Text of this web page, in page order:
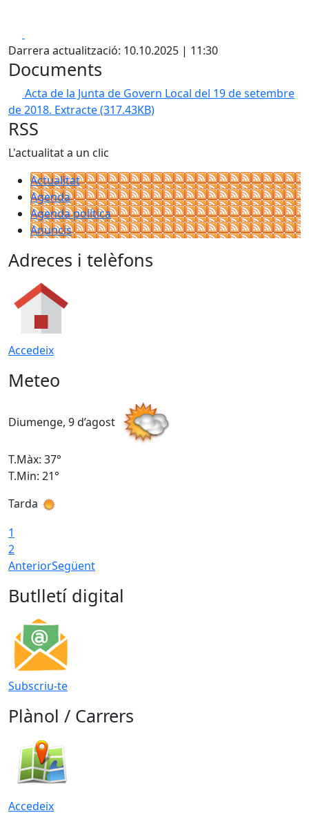
Darrera actualització: 10.10.2025 | 11:30
Documents
Acta de la Junta de Govern Local del 19 de setembre
de 2018. Extracte(317.43KB)
RSS
L'actualitat a un clic
Actualitat
Agenda
Agenda política
Anuncis
Adreces i telèfons
Accedeix
Meteo
Diumenge, 9 d’agost
T.Màx: 37°
T.Min: 21°
Tarda
1
2
AnteriorSegüent
Butlletí digital
Subscriu-te
Plànol / Carrers
Accedeix